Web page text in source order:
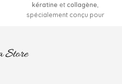
kératine etcollagène
spécialement conçu pour
acides aminés aide à réduire